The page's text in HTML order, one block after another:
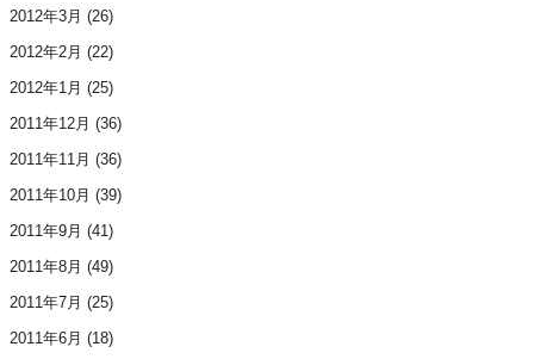
2012年3月 (26)
2012年2月 (22)
2012年1月 (25)
2011年12月 (36)
2011年11月 (36)
2011年10月 (39)
2011年9月 (41)
2011年8月 (49)
2011年7月 (25)
2011年6月 (18)